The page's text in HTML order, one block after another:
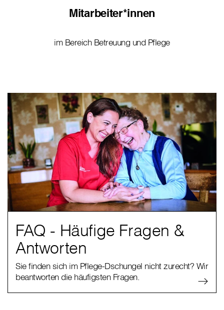
Mitarbeiter*innen
im Bereich Betreuung und Pflege
FAQ - Häufige Fragen &
Antworten
Sie finden sich im Pflege-Dschungel nicht zurecht? Wir
beantworten die häufigsten Fragen.